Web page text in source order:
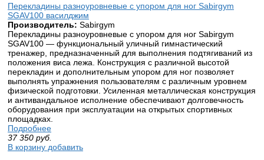
Перекладины разноуровневые с упором для ног Sabirgym
SGAV100 вaсилджим
Производитель: Sabirgym
Перекладины разноуровневые с упором для ног Sabirgym
SGAV100 — функциональный уличный гимнастический
тренажер, предназначенный для выполнения подтягиваний из
положения виса лежа. Конструкция с различной высотой
перекладин и дополнительным упором для ног позволяет
выполнять упражнения пользователям с различным уровнем
физической подготовки. Усиленная металлическая конструкция
и антивандальное исполнение обеспечивают долговечность
оборудования при эксплуатации на открытых спортивных
площадках.
Подробнее
37 350 руб.
В корзину добавить